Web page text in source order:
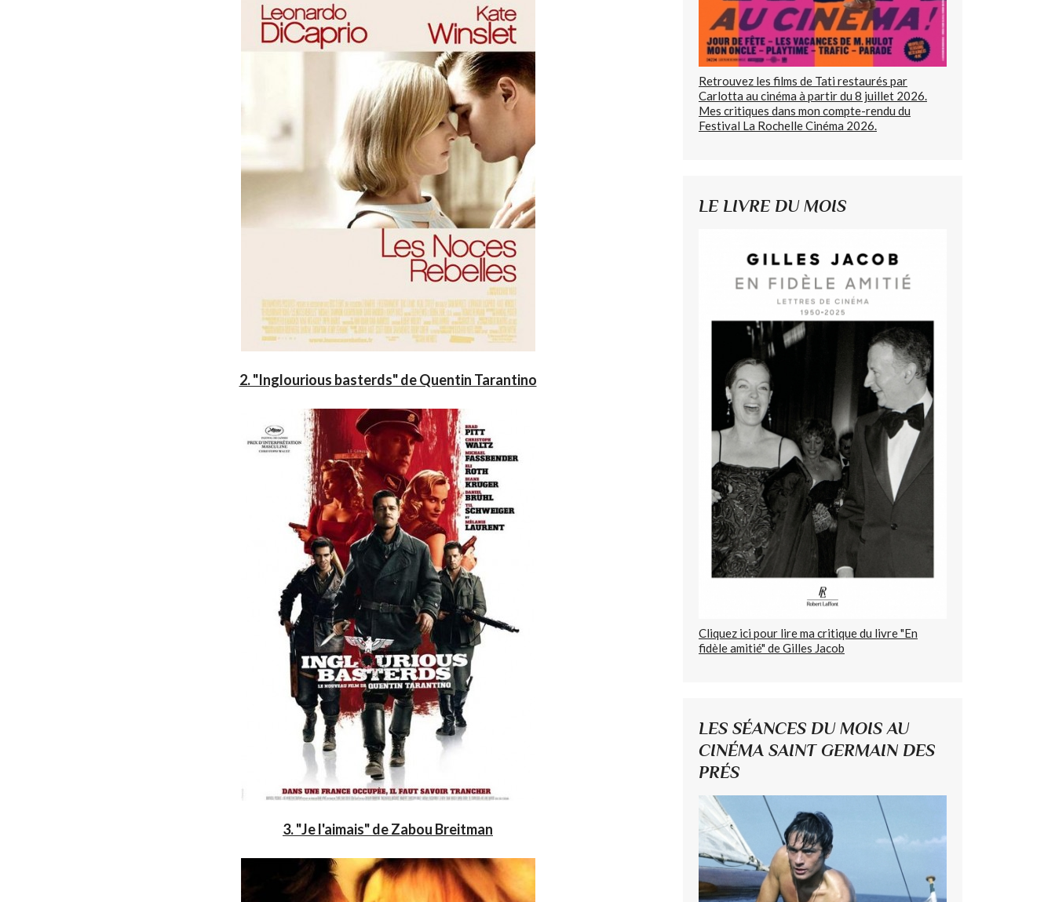
2. "Inglourious basterds" de Quentin Tarantino
3. "Je l'aimais" de Zabou Breitman
Retrouvez les films de Tati restaurés par
Carlotta au cinéma à partir du 8 juillet 2026.
Mes critiques dans mon compte-rendu du
Festival La Rochelle Cinéma 2026.
LE LIVRE DU MOIS
Cliquez ici pour lire ma critique du livre "En
fidèle amitié" de Gilles Jacob
LES SÉANCES DU MOIS AU
CINÉMA SAINT GERMAIN DES
PRÉS